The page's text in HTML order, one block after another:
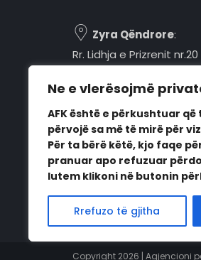
Ne e vlerësojmë
AFK është e përkushtuar
përvojë sa më të mirë për
Për ta bërë këtë, kjo faqe
pranuar apo refuzuar
lutem klikoni në butonin
Rrefuzo të gjitha
Zyra Qëndrore:
Rr. Lidhja e Prizrenit nr.20
Pejë, 30000, Kosovë
Orari i punës:
E hënë - E premte
08:00 - 16:00
Copyright 2026 | Agjencioni